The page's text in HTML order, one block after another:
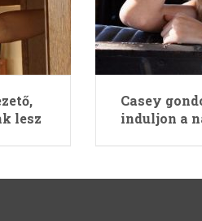
lesz
Casey
induljon a